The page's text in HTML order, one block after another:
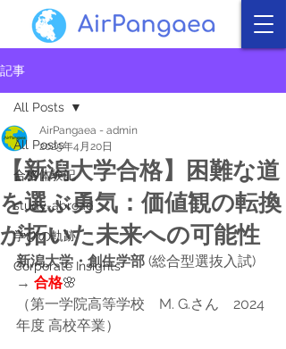
記事
All Posts
合格体験記
study-abroad
学びの軌跡
Corporate Insights
All Posts
【新潟大学合格】困難な道
を選ぶ勇気：価値観の転換
が拓いた未来への可能性
AirPangaea - admin
2025年4月20日
新潟大学・創生学部 (総合型選抜入試)
→ 合格🌸
（第一学院高等学校　M. G.さん　2024
年度 高校卒業）